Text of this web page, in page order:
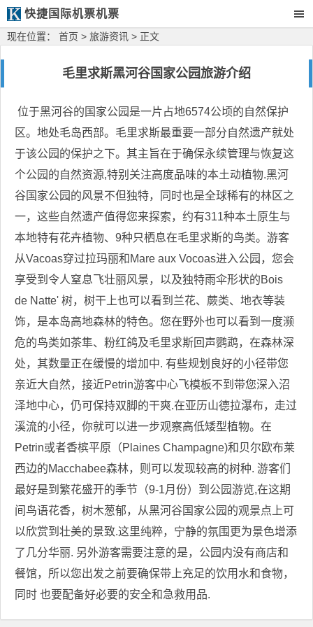
快捷国际机票机票
现在位置： 首页 > 旅游资讯 > 正文
毛里求斯黑河谷国家公园旅游介绍
位于黑河谷的国家公园是一片占地6574公顷的自然保护
区。地处毛岛西部。毛里求斯最重要一部分自然遗产就处
于该公园的保护之下。其主旨在于确保永续管理与恢复这
个公园的自然资源,特别关注高度品味的本土动植物.黑河
谷国家公园的风景不但独特，同时也是全球稀有的林区之
一，这些自然遗产值得您来探索，约有311种本土原生与
本地特有花卉植物、9种只栖息在毛里求斯的鸟类。游客
从Vacoas穿过拉玛丽和Mare aux Vocoas进入公园，您会
享受到令人窒息飞壮丽风景，以及独特雨伞形状的Bois
de Natte' 树，树干上也可以看到兰花、蕨类、地衣等装
饰，是本岛高地森林的特色。您在野外也可以看到一度濒
危的鸟类如茶隼、粉红鸽及毛里求斯回声鹦鹉，在森林深
处，其数量正在缓慢的增加中. 有些规划良好的小径带您
亲近大自然，接近Petrin游客中心飞模板不到带您深入沼
泽地中心，仍可保持双脚的干爽.在亚历山德拉瀑布，走过
溪流的小径，你就可以进一步观察高低矮型植物。在
Petrin或者香槟平原（Plaines Champagne)和贝尔欧布莱
西边的Macchabee森林，则可以发现较高的树种. 游客们
最好是到繁花盛开的季节（9-1月份）到公园游览,在这期
间鸟语花香，树木葱郁，从黑河谷国家公园的观景点上可
以欣赏到壮美的景致.这里纯粹，宁静的氛围更为景色增添
了几分华丽. 另外游客需要注意的是，公园内没有商店和
餐馆，所以您出发之前要确保带上充足的饮用水和食物，
同时 也要配备好必要的安全和急救用品.